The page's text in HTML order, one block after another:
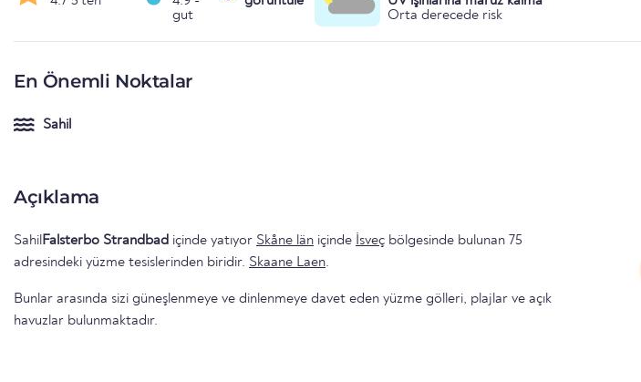
gut
Orta derecede risk
En Önemli Noktalar
Sahil
Açıklama
Sahil Falsterbo Strandbad içinde yatıyor Skåne län içinde İsveç bölgesinde bulunan 75
adresindeki yüzme tesislerinden biridir. Skaane Laen.
Bunlar arasında sizi güneşlenmeye ve dinlenmeye davet eden yüzme gölleri, plajlar ve açık
havuzlar bulunmaktadır.